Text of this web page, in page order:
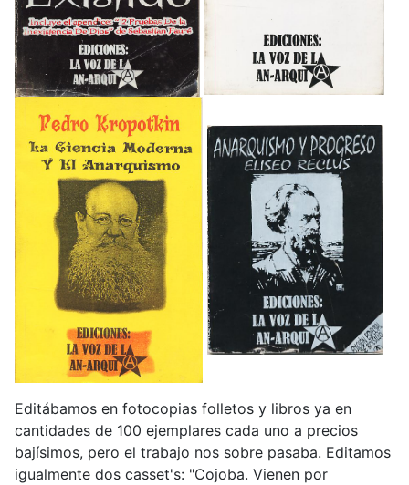
Editábamos en fotocopias folletos y libros ya en
cantidades de 100 ejemplares cada uno a precios
bajísimos, pero el trabajo nos sobre pasaba. Editamos
igualmente dos casset's: "Cojoba. Vienen por